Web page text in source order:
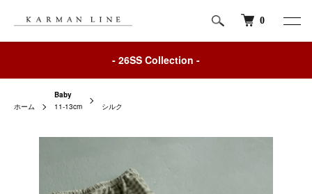
0
- 26SS Collection -
ホーム
Baby
11-13cm
シルク